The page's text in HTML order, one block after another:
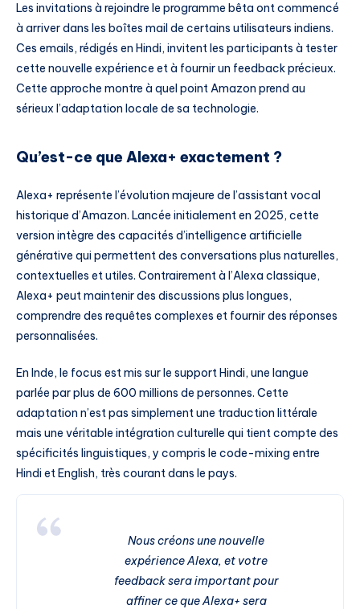
Les invitations à rejoindre le programme bêta ont commencé
à arriver dans les boîtes mail de certains utilisateurs indiens.
Ces emails, rédigés en Hindi, invitent les participants à tester
cette nouvelle expérience et à fournir un feedback précieux.
Cette approche montre à quel point Amazon prend au
sérieux l’adaptation locale de sa technologie.
Qu’est-ce que Alexa+ exactement ?
Alexa+ représente l’évolution majeure de l’assistant vocal
historique d’Amazon. Lancée initialement en 2025, cette
version intègre des capacités d’intelligence artificielle
générative qui permettent des conversations plus naturelles,
contextuelles et utiles. Contrairement à l’Alexa classique,
Alexa+ peut maintenir des discussions plus longues,
comprendre des requêtes complexes et fournir des réponses
personnalisées.
En Inde, le focus est mis sur le support Hindi, une langue
parlée par plus de 600 millions de personnes. Cette
adaptation n’est pas simplement une traduction littérale
mais une véritable intégration culturelle qui tient compte des
spécificités linguistiques, y compris le code-mixing entre
Hindi et English, très courant dans le pays.
Nous créons une nouvelle
expérience Alexa, et votre
feedback sera important pour
affiner ce que Alexa+ sera